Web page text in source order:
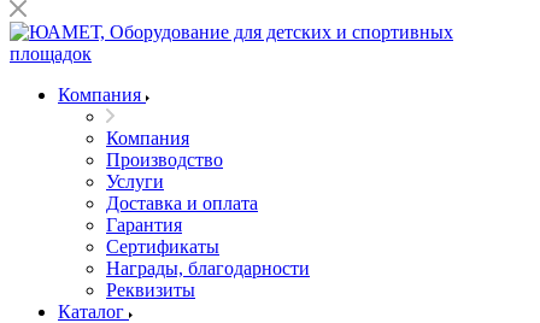
Компания
Компания
Производство
Услуги
Доставка и оплата
Гарантия
Сертификаты
Награды, благодарности
Реквизиты
Каталог